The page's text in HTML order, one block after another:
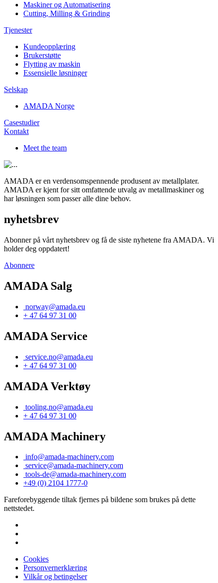
Maskiner og Automatisering
Cutting, Milling & Grinding
Tjenester
Kundeopplæring
Brukerstøtte
Flytting av maskin
Essensielle løsninger
Selskap
AMADA Norge
Casestudier
Kontakt
Meet the team
AMADA er en verdensomspennende produsent av metallplater.
AMADA er kjent for sitt omfattende utvalg av metallmaskiner og
har løsningen som passer alle dine behov.
nyhetsbrev
Abonner på vårt nyhetsbrev og få de siste nyhetene fra AMADA. Vi
holder deg oppdatert!
Abonnere
AMADA Salg
norway@amada.eu
+ 47 64 97 31 00
AMADA Service
service.no@amada.eu
+ 47 64 97 31 00
AMADA Verktøy
tooling.no@amada.eu
+ 47 64 97 31 00
AMADA Machinery
info@amada-machinery.com
service@amada-machinery.com
tools-de@amada-machinery.com
+49 (0) 2104 1777-0
Fareforebyggende tiltak fjernes på bildene som brukes på dette
nettstedet.
Cookies
Personvernerklæring
Vilkår og betingelser